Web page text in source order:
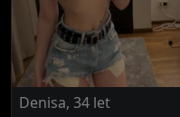
Denisa, 34 let